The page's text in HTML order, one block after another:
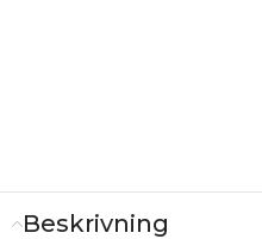
Beskrivning